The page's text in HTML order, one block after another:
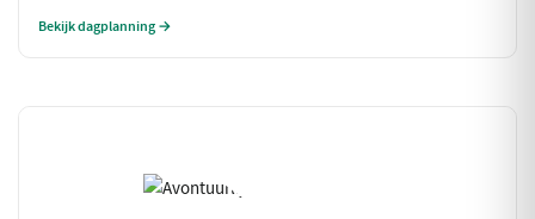
zonder dat je veel hoeft uit te geven.
Bekijk dagplanning →